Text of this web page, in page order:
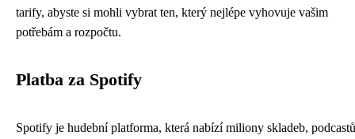
tarify, abyste si mohli vybrat ten, který nejlépe vyhovuje vašim
potřebám a rozpočtu.
Platba za Spotify
Spotify je hudební platforma, která nabízí miliony skladeb, podcastů